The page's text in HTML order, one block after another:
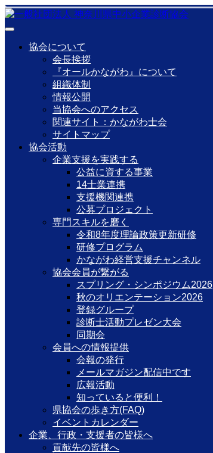
協会について
会長挨拶
『オールかながわ』について
組織体制
情報公開
当協会へのアクセス
関連サイト：かながわ士会
サイトマップ
協会活動
企業支援を実践する
公益に資する事業
14士業連携
支援機関連携
公募プロジェクト
専門スキルを磨く
令和8年度理論政策更新研修
研修プログラム
かながわ経営支援チャンネル
協会会員が繋がる
スプリング・シンポジウム2026
秋のオリエンテーション2026
登録グループ
診断士活動プレゼン大会
同期会
会員への情報提供
会報の発行
メールマガジン配信中です
広報活動
知っていると便利！
県協会の歩き方(FAQ)
イベントカレンダー
企業、行政・支援者の皆様へ
貢献先の皆様へ